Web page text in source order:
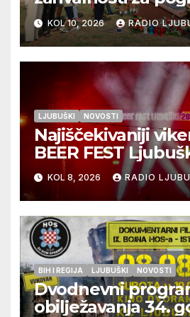
ljubuške
u petak
KOL 10, 2026 RADIO
LJUBUŠKI NOVOSTI
Najiščekivaniji
BEER FEST
9.kolovoza
KOL 8, 2026 RADIO
BIH I REGIJA LJUBUŠKI NOVOSTI
Dvodnevni
obilježavanja 34.